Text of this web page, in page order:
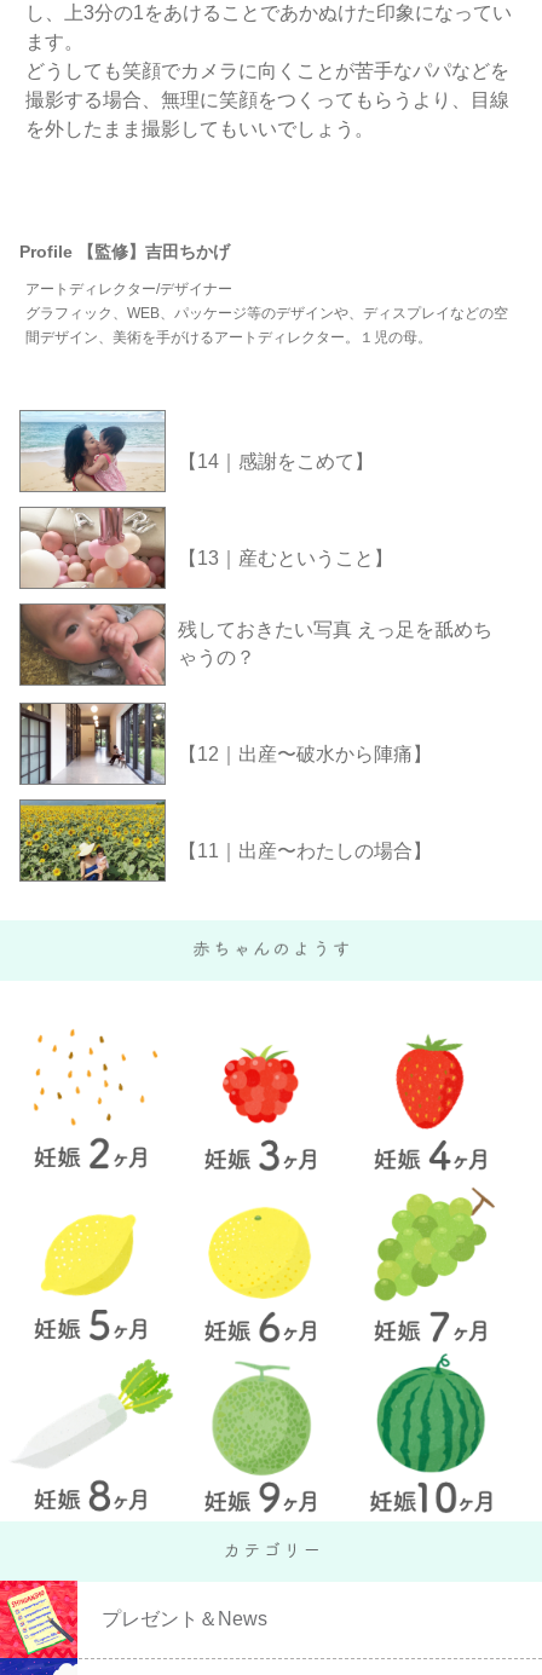
し、上3分の1をあけることであかぬけた印象になってい
ます。
どうしても笑顔でカメラに向くことが苦手なパパなどを
撮影する場合、無理に笑顔をつくってもらうより、目線
を外したまま撮影してもいいでしょう。
Profile 【監修】吉田ちかげ
アートディレクター/デザイナー
グラフィック、WEB、パッケージ等のデザインや、ディスプレイなどの空
間デザイン、美術を手がけるアートディレクター。１児の母。
【14｜感謝をこめて】
【13｜産むということ】
残しておきたい写真 えっ足を舐めち
ゃうの？
【12｜出産〜破水から陣痛】
【11｜出産〜わたしの場合】
プレゼント＆News